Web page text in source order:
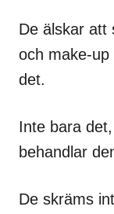
De älskar att
och make-up
det.
Inte bara
behandlar
De skräms